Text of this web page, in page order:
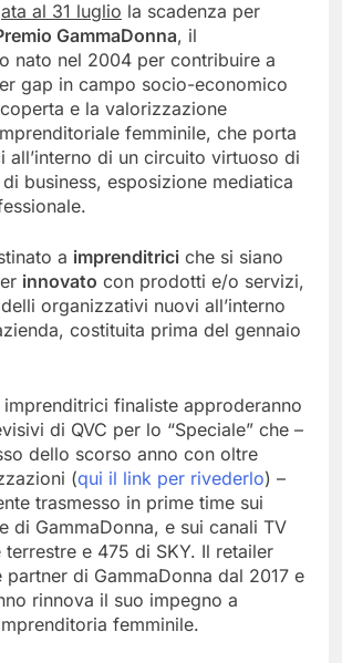
al 31 luglio la scadenza per
GammaDonna, il
nato nel 2004 per contribuire a
gap in campo socio-economico
e la valorizzazione
femminile, che porta
all’interno di un circuito virtuoso di
business, esposizione mediatica
a imprenditrici che si siano
innovato con prodotti e/o servizi,
organizzativi nuovi all’interno
costituita prima del gennaio
finaliste approderanno
di QVC per lo “Speciale” che –
dello scorso anno con oltre
(qui il link per rivederlo) –
trasmesso in prime time sui
di GammaDonna, e sui canali TV
e 475 di SKY. Il retailer
partner di GammaDonna dal 2017 e
rinnova il suo impegno a
femminile.